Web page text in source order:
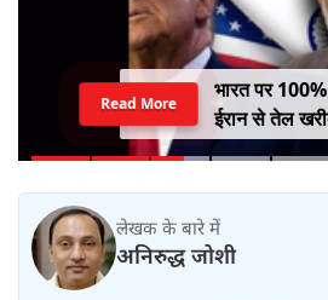
भारत पर
ईरान से तेल
सीनेट में बिल
Read More
लेखक के बारे में
अनिरुद्ध जोशी